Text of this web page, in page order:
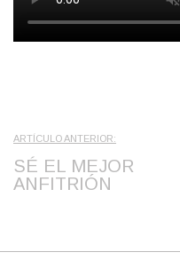
ARTÍCULO ANTERIOR:
SÉ EL MEJOR
ANFITRIÓN